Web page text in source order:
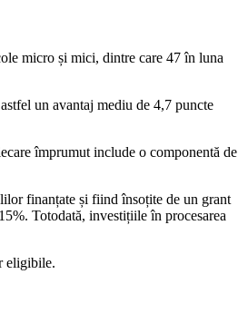
micro și mici, dintre care 47 în luna
un avantaj mediu de 4,7 puncte
împrumut include o componentă de
finanțate și fiind însoțite de un grant
Totodată, investițiile în procesarea
eligibile.